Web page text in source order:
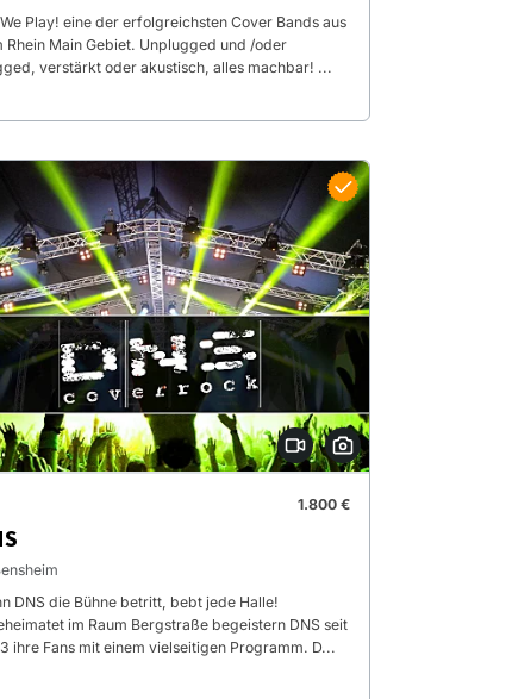
We Play! eine der erfolgreichsten Cover Bands aus
Rhein Main Gebiet. Unplugged und /oder
verstärkt oder akustisch, alles machbar! ...
1.800 €
DNS die Bühne betritt, bebt jede Halle!
im Raum Bergstraße begeistern DNS seit
ihre Fans mit einem vielseitigen Programm. D...